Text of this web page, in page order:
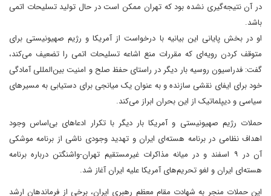
در آن نتیجه‌گیری نشده بود که تهران ممکن است در حال تولید تسلیحات اتمی
باشد.
او در بخش پایانی این بیانیه با درخواست از آمریکا و رژیم صهیونیستی برای
متوقف کردن رویه‌ای که مقررات منع اشاعه تسلیحات اتمی را تضعیف می‌کند،
گفت: فدراسیون روسیه بار دیگر در راستای حفظ صلح و امنیت بین‌المللی آمادگی
خود برای ایفای نقشی سازنده و به عنوان یک میانجی برای دستیابی به مسیرهای
سیاسی و دیپلماتیک از این بحران ابراز می‌کند.
حملات رژیم صهیونیستی و آمریکا بار دیگر با تکرار ادعاهای بی‌اساس وجود
اهداف نظامی در برنامه هسته‌ای ایران و تهدید وجودی ناشی از برنامه موشکی
آن در ۹ اسفند و در میانه مذاکرات غیرمستقیم تهران-واشنگتن درباره برنامه
هسته‌ای ایران و لغو تحریم‌های آمریکا علیه ایران آغاز شد.
این حملات منجر به شهادت مقام معظم رهبری ایران، برخی از فرماندهان ارشد